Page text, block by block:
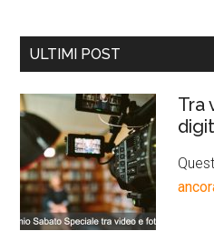
ULTIMI POST
Tra